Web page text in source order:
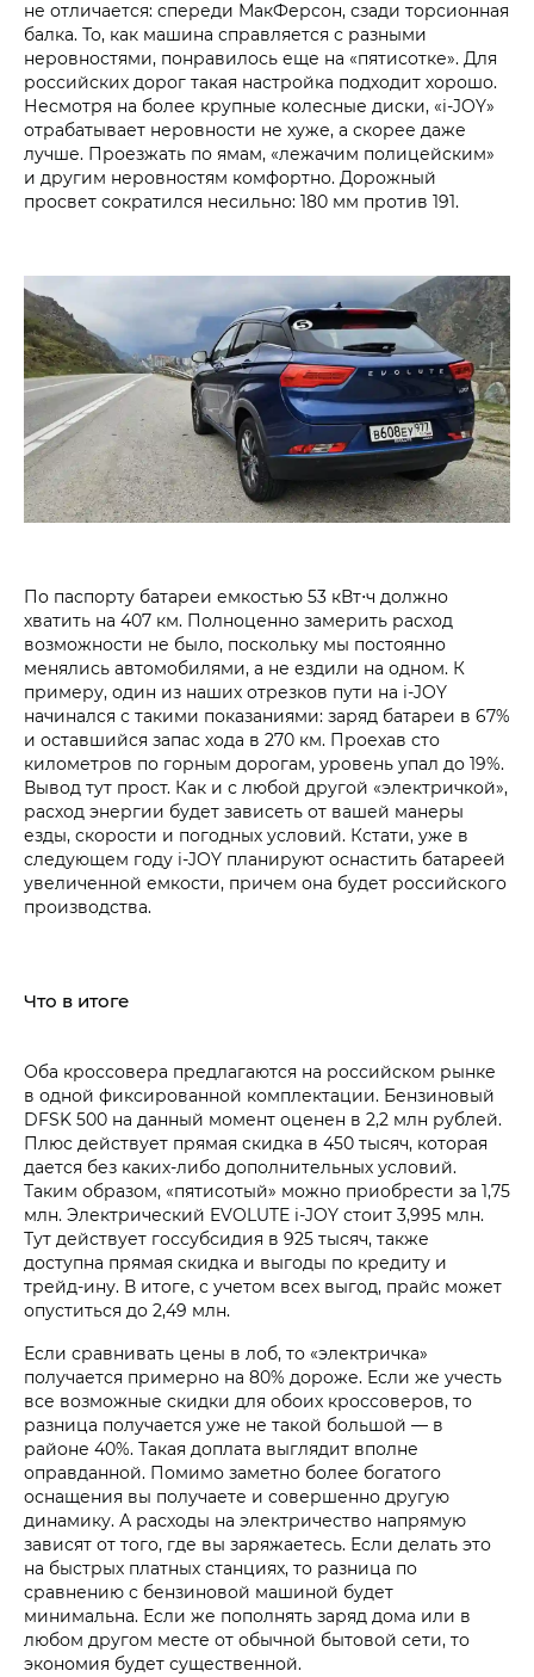
не отличается: спереди МакФерсон, сзади торсионная
балка. То, как машина справляется с разными
неровностями, понравилось еще на «пятисотке». Для
российских дорог такая настройка подходит хорошо.
Несмотря на более крупные колесные диски, «i‑JOY»
отрабатывает неровности не хуже, а скорее даже
лучше. Проезжать по ямам, «лежачим полицейским»
и другим неровностям комфортно. Дорожный
просвет сократился несильно: 180 мм против 191.
По паспорту батареи емкостью 53 кВт⋅ч должно
хватить на 407 км. Полноценно замерить расход
возможности не было, поскольку мы постоянно
менялись автомобилями, а не ездили на одном. К
примеру, один из наших отрезков пути на i‑JOY
начинался с такими показаниями: заряд батареи в 67%
и оставшийся запас хода в 270 км. Проехав сто
километров по горным дорогам, уровень упал до 19%.
Вывод тут прост. Как и с любой другой «электричкой»,
расход энергии будет зависеть от вашей манеры
езды, скорости и погодных условий. Кстати, уже в
следующем году i‑JOY планируют оснастить батареей
увеличенной емкости, причем она будет российского
производства.
Что в итоге
Оба кроссовера предлагаются на российском рынке
в одной фиксированной комплектации. Бензиновый
DFSK 500 на данный момент оценен в 2,2 млн рублей.
Плюс действует прямая скидка в 450 тысяч, которая
дается без каких-либо дополнительных условий.
Таким образом, «пятисотый» можно приобрести за 1,75
млн. Электрический EVOLUTE i‑JOY стоит 3,995 млн.
Тут действует госсубсидия в 925 тысяч, также
доступна прямая скидка и выгоды по кредиту и
трейд-ину. В итоге, с учетом всех выгод, прайс может
опуститься до 2,49 млн.
Если сравнивать цены в лоб, то «электричка»
получается примерно на 80% дороже. Если же учесть
все возможные скидки для обоих кроссоверов, то
разница получается уже не такой большой — в
районе 40%. Такая доплата выглядит вполне
оправданной. Помимо заметно более богатого
оснащения вы получаете и совершенно другую
динамику. А расходы на электричество напрямую
зависят от того, где вы заряжаетесь. Если делать это
на быстрых платных станциях, то разница по
сравнению с бензиновой машиной будет
минимальна. Если же пополнять заряд дома или в
любом другом месте от обычной бытовой сети, то
экономия будет существенной.